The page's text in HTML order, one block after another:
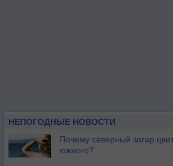
НЕПОГОДНЫЕ НОВОСТИ
Почему северный загар
южного?